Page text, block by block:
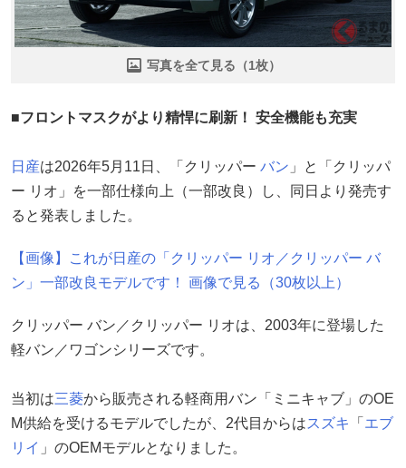
写真を全て見る（1枚）
■フロントマスクがより精悍に刷新！ 安全機能も充実
日産は2026年5月11日、「クリッパー バン 」と「クリッパ
ー リオ」を一部仕様向上（一部改良）し、同日より発売す
ると発表しました。
【画像】これが日産の「クリッパー リオ／クリッパー バ
ン」一部改良モデルです！ 画像で見る（30枚以上）
クリッパー バン／クリッパー リオは、2003年に登場した
軽バン／ワゴンシリーズです。
当初は三菱から販売される軽商用バン「ミニキャブ」のOE
M供給を受けるモデルでしたが、2代目からはスズキ 「 エブ
リイ 」のOEMモデルとなりました。